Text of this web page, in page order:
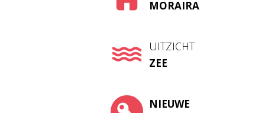
MORAIRA
UITZICHT
ZEE
NIEUWE